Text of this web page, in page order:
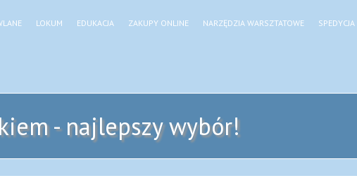
LOKUM EDUKACJA ZAKUPY ONLINE NARZĘDZIA WARSZTATOWE SPEDYCJA
- najlepszy wybór!